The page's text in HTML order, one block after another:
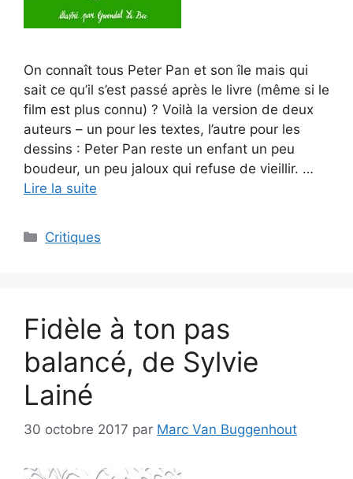
On connaît tous Peter Pan et son île mais qui
sait ce qu’il s’est passé après le livre (même si le
film est plus connu) ? Voilà la version de deux
auteurs – un pour les textes, l’autre pour les
dessins : Peter Pan reste un enfant un peu
boudeur, un peu jaloux qui refuse de vieillir. …
Lire la suite
Critiques
Fidèle à ton pas
balancé, de Sylvie
Lainé
30 octobre 2017 par Marc Van Buggenhout